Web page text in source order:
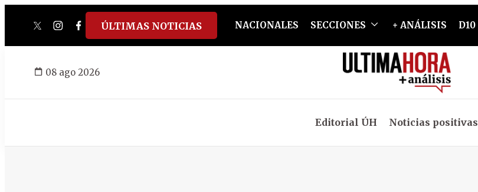
twitterinstagram
facebook
tiktokyoutube
spotify
ÚLTIMAS NOTICIAS NACIONALES SECCIONES + ANÁLISIS D10
08 ago 2026
Editorial ÚH Noticias positivas